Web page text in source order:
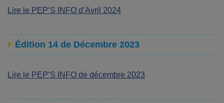
Lire le PEP‘S INFO d’Avril 2024
Édition 14 de Décembre 2023
Lire le PEP‘S INFO de décembre 2023